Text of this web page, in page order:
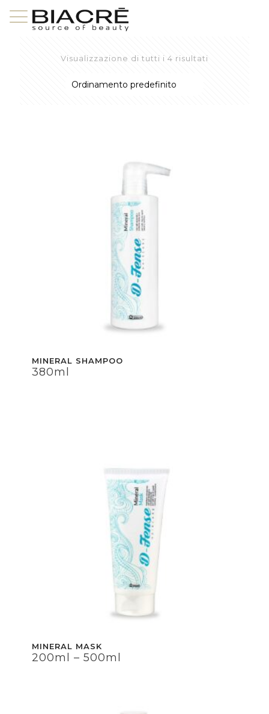
Visualizzazione di tutti i 4 risultati
MINERAL SHAMPOO
380ml
MINERAL MASK
200ml – 500ml